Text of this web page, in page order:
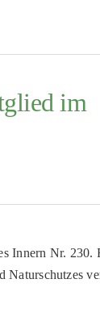
im
Innern Nr.
Naturschutzes